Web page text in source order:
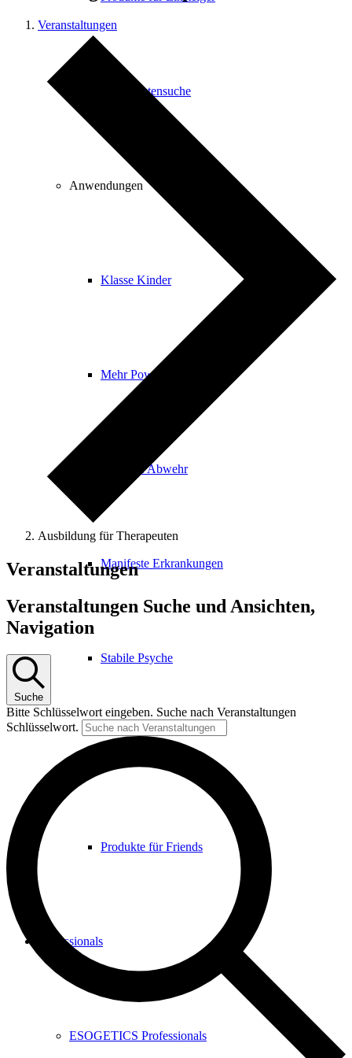
Therapeutensuche
Anwendungen
Klasse Kinder
Mehr Power
Gesunde Abwehr
Manifeste Erkrankungen
Stabile Psyche
Produkte für Friends
Professionals
ESOGETICS Professionals
Veranstaltungen
Ausbildung für Therapeuten
Veranstaltungen
Veranstaltungen Suche und Ansichten,
Navigation
Suche
Bitte Schlüsselwort eingeben. Suche nach Veranstaltungen
Schlüsselwort.